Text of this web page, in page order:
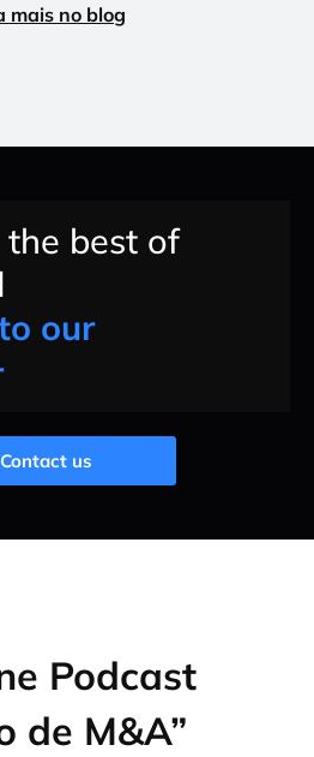
mais no blog
best of
our
Contact us
Podcast
de M&A”